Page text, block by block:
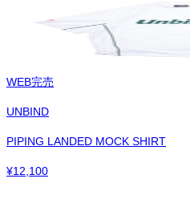
WEB完売
UNBIND
PIPING LANDED MOCK SHIRT
¥12,100